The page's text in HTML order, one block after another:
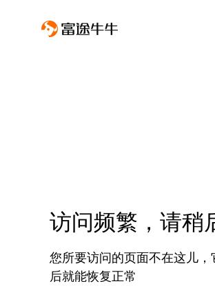
访问频繁，请稍
您所要访问的页面不在这儿
后就能恢复正常